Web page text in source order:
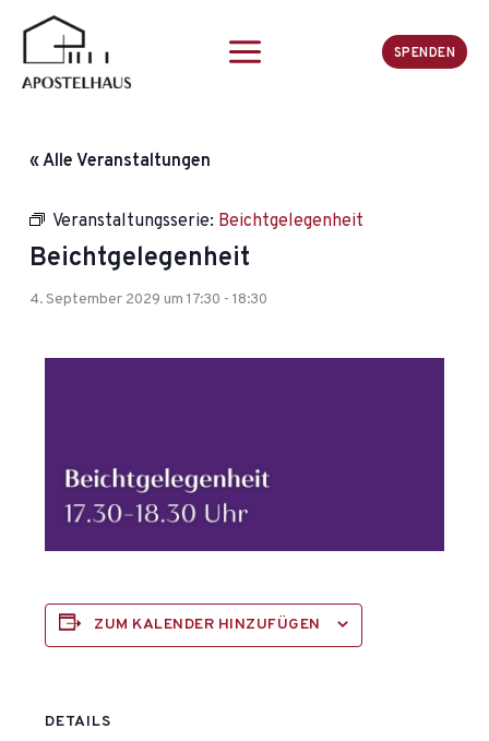
springen
SPENDEN
« Alle Veranstaltungen
Veranstaltungsserie: Beichtgelegenheit
Beichtgelegenheit
4. September 2029 um 17:30 -18:30
ZUM KALENDER HINZUFÜGEN
DETAILS